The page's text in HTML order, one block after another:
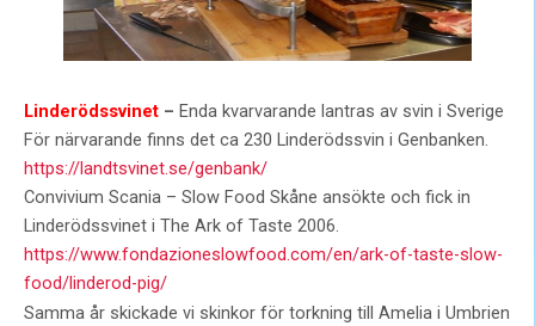
Linderödssvinet – Enda kvarvarande lantras av svin i Sverige
För närvarande finns det ca 230 Linderödssvin i Genbanken.
https://landtsvinet.se/genbank/
Convivium Scania – Slow Food Skåne ansökte och fick in
Linderödssvinet i The Ark of Taste 2006.
https://www.fondazioneslowfood.com/en/ark-of-taste-slow-
food/linderod-pig/
Samma år skickade vi skinkor för torkning till Amelia i Umbrien